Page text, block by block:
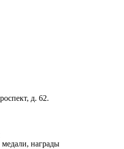
д. 62.
награды